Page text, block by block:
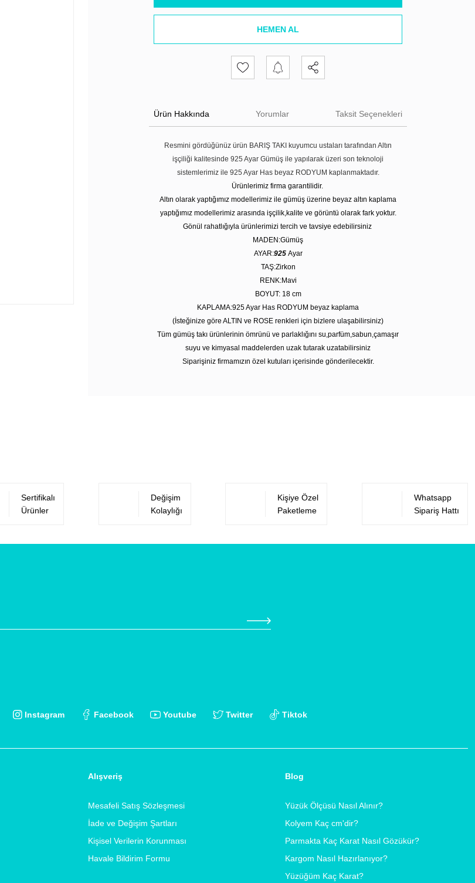
HEMEN AL
Ürün Hakkında Yorumlar Taksit Seçenekleri
Resmini gördüğünüz ürün BARIŞ TAKI kuyumcu ustaları tarafından Altın
işçiliği kalitesinde 925 Ayar Gümüş ile yapılarak üzeri son teknoloji
sistemlerimiz ile 925 Ayar Has beyaz RODYUM kaplanmaktadır.
Ürünlerimiz firma garantilidir.
Altın olarak yaptığımız modellerimiz ile gümüş üzerine beyaz altın kaplama
yaptığımız modellerimiz arasında işçilik,kalite ve görüntü olarak fark yoktur.
Gönül rahatlığıyla ürünlerimizi tercih ve tavsiye edebilirsiniz
MADEN:Gümüş
AYAR:925 Ayar
TAŞ:Zirkon
RENK:Mavi
BOYUT: 18 cm
KAPLAMA:925 Ayar Has RODYUM beyaz kaplama
(İsteğinize göre ALTIN ve ROSE renkleri için bizlere ulaşabilirsiniz)
Tüm gümüş takı ürünlerinin ömrünü ve parlaklığını su,parfüm,sabun,çamaşır
suyu ve kimyasal maddelerden uzak tutarak uzatabilirsiniz
Siparişiniz firmamızın özel kutuları içerisinde gönderilecektir.
Sertifikalı
Ürünler
Değişim
Kolaylığı
Kişiye Özel
Paketleme
Whatsapp
Sipariş Hattı
Instagram Facebook Youtube Twitter Tiktok
Alışveriş
Mesafeli Satış Sözleşmesi
İade ve Değişim Şartları
Kişisel Verilerin Korunması
Havale Bildirim Formu
Blog
Yüzük Ölçüsü Nasıl Alınır?
Kolyem Kaç cm'dir?
Parmakta Kaç Karat Nasıl Gözükür?
Kargom Nasıl Hazırlanıyor?
Yüzüğüm Kaç Karat?